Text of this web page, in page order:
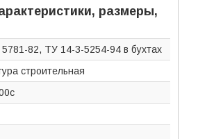
размеры,
82, ТУ 14-3-5254-94 в бухтах
строительная